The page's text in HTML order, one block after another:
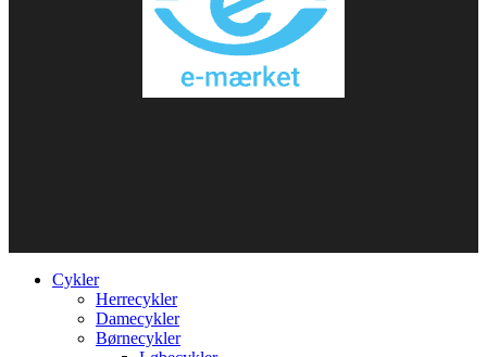
Cykler
Herrecykler
Damecykler
Børnecykler